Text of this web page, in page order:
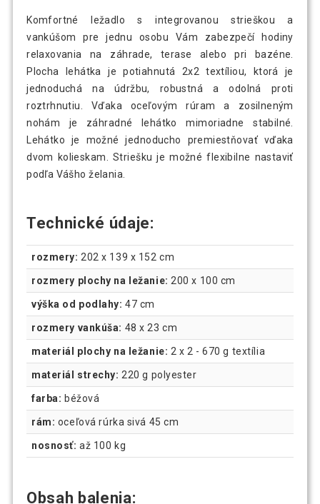
Komfortné ležadlo s integrovanou strieškou a
vankúšom pre jednu osobu Vám zabezpečí hodiny
relaxovania na záhrade, terase alebo pri bazéne.
Plocha lehátka je potiahnutá 2x2 textíliou, ktorá je
jednoduchá na údržbu, robustná a odolná proti
roztrhnutiu. Vďaka oceľovým rúram a zosilneným
nohám je záhradné lehátko mimoriadne stabilné.
Lehátko je možné jednoducho premiestňovať vďaka
dvom kolieskam. Striešku je možné flexibilne nastaviť
podľa Vášho želania.
Technické údaje:
rozmery: 202 x 139 x 152 cm
rozmery plochy na ležanie: 200 x 100 cm
výška od podlahy: 47 cm
rozmery vankúša: 48 x 23 cm
materiál plochy na ležanie: 2 x 2 - 670 g textília
materiál strechy: 220 g polyester
farba: béžová
rám: oceľová rúrka sivá 45 cm
nosnosť: až 100 kg
Obsah balenia: